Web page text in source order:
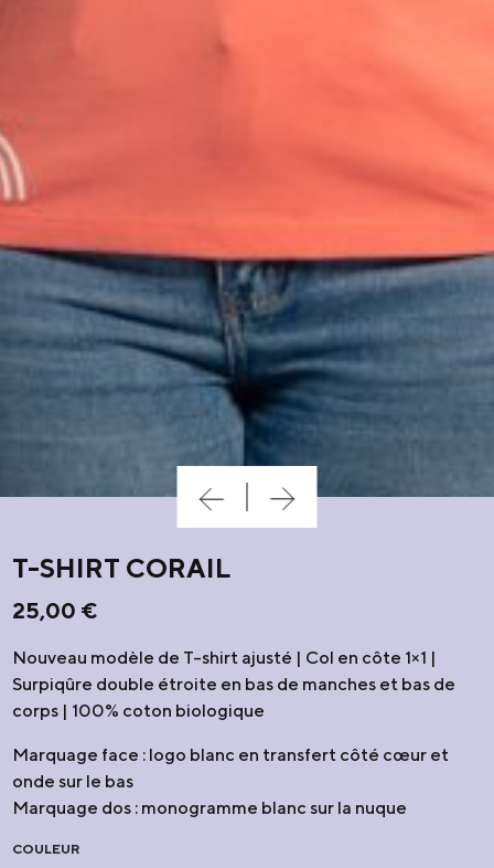
T-SHIRT CORAIL
25,00 €
Nouveau modèle de T-shirt ajusté | Col en côte 1×1 |
Surpiqûre double étroite en bas de manches et bas de
corps | 100% coton biologique
Marquage face : logo blanc en transfert côté cœur et
onde sur le bas
Marquage dos : monogramme blanc sur la nuque
COULEUR